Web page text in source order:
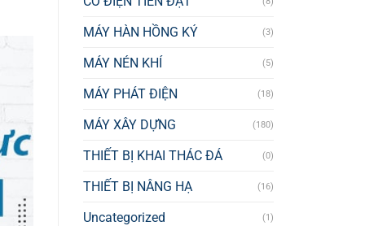
MÁY HÀN HỒNG KÝ (3)
MÁY NÉN KHÍ (5)
MÁY PHÁT ĐIỆN (18)
MÁY XÂY DỰNG (180)
THIẾT BỊ KHAI THÁC ĐÁ (0)
THIẾT BỊ NÂNG HẠ (16)
Uncategorized (1)